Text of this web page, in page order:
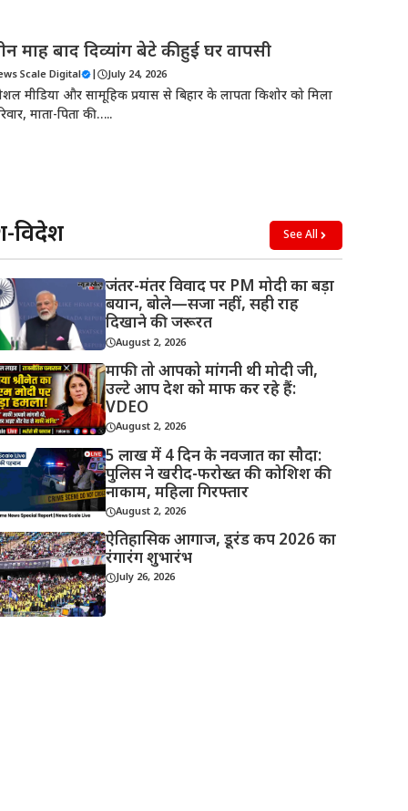
माह बाद दिव्यांग बेटे की हुई घर वापसी
Scale Digital | July 24, 2026
मीडिया और सामूहिक प्रयास से बिहार के लापता किशोर को मिला
माता-पिता की…..
विदेश See All
जंतर-मंतर विवाद पर PM मोदी का बड़ा
बयान, बोले—सजा नहीं, सही राह
दिखाने की जरूरत
August 2, 2026
माफी तो आपको मांगनी थी मोदी जी,
उल्टे आप देश को माफ कर रहे हैं:
VDEO
August 2, 2026
5 लाख में 4 दिन के नवजात का सौदा:
पुलिस ने खरीद-फरोख्त की कोशिश की
नाकाम, महिला गिरफ्तार
August 2, 2026
ऐतिहासिक आगाज, डूरंड कप 2026 का
रंगारंग शुभारंभ
July 26, 2026